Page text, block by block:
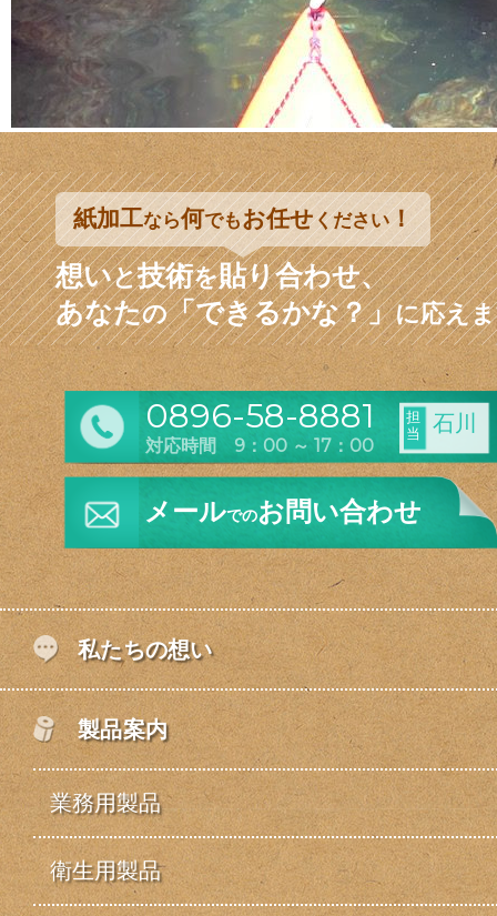
紙加工なら何でもお任せください！
想いと技術を貼り合わせ、
あなたの「できるかな？」に応え
0896-58-8881
対応時間 9：00 ～ 17：00
担
当
石川
メールでのお問い合わせ
私たちの想い
製品案内
業務用製品
衛生用製品